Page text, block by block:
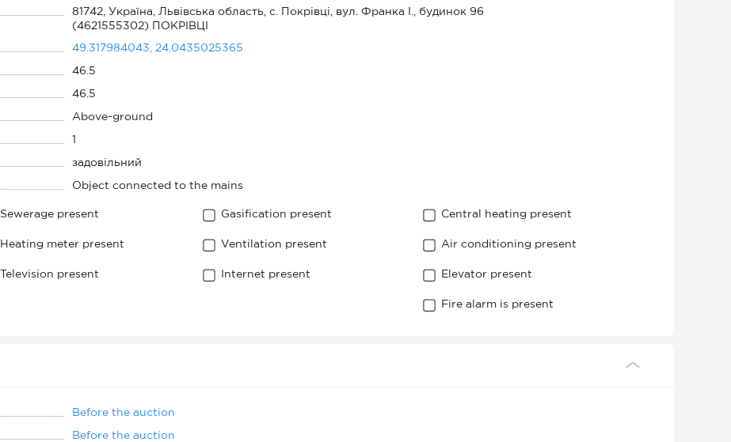
81742, Україна, Львівська область, с. Покрівці, вул. Франка І., будинок 96
(4621555302) ПОКРІВЦІ
49.317984043, 24.0435025365
46.5
46.5
Above-ground
1
задовільний
Object connected to the mains
Sewerage present Gasification present Central heating present
Heating meter present Ventilation present Air conditioning present
Television present Internet present Elevator present
Fire alarm is present
Before the auction
Before the auction